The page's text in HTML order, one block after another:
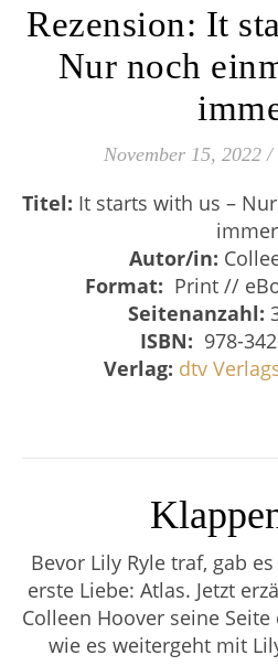
Rezension: It
Nur noch
November 15, 2022 /
Titel: It starts with us –
immer
Autor/in:
Format: Print //
Seitenanzahl:
ISBN: 978-
Verlag: dtv
Bevor Lily Ryle traf, gab
erste Liebe: Atlas. Jetzt
Colleen Hoover seine
wie es weitergeht mit